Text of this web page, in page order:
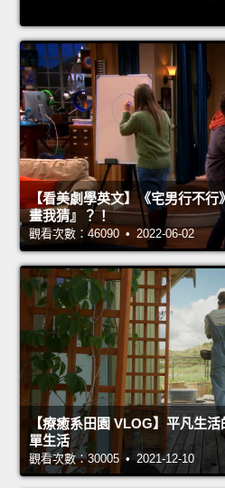
【看美劇學英文】《宅男行不
畫我猜』？！
觀看次數：46090 • 2022-06-02
【療癒系田園 VLOG】平凡生
單生活
觀看次數：30005 • 2021-12-10